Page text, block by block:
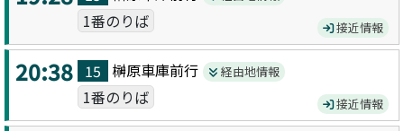
1番のりば 接近情報
20:38 15 榊原車庫前行 経由地情報
1番のりば 接近情報